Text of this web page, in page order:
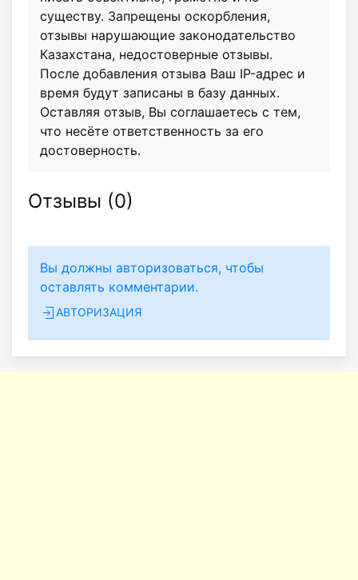
существу. Запрещены оскорбления,
отзывы нарушающие законодательство
Казахстана, недостоверные отзывы.
После добавления отзыва Ваш IP-адрес и
время будут записаны в базу данных.
Оставляя отзыв, Вы соглашаетесь с тем,
что несёте ответственность за его
достоверность.
Отзывы (0)
Вы должны авторизоваться, чтобы
оставлять комментарии.
АВТОРИЗАЦИЯ